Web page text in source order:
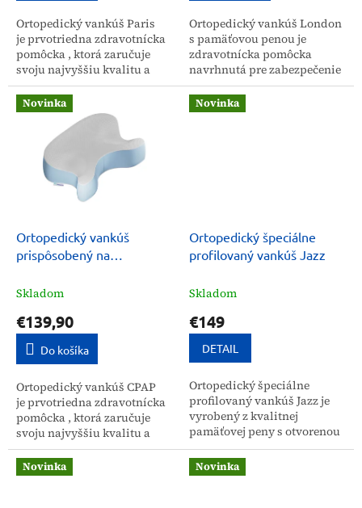
Ortopedický vankúš Paris
je prvotriedna zdravotnícka
pomôcka , ktorá zaručuje
svoju najvyššiu kvalitu a
spĺňa prísne európske
normy . Je navrhnutý tak,
aby...
Ortopedický vankúš London
s pamäťovou penou je
zdravotnícka pomôcka
navrhnutá pre zabezpečenie
maximálneho pohodlia a
optimálnej podpory počas
spánku. Jeho konštrukcia
Novinka
Ortopedický vankúš
prispôsobený na
Skladom
€139,90
Do košíka
Ortopedický vankúš CPAP
je prvotriedna zdravotnícka
pomôcka , ktorá zaručuje
svoju najvyššiu kvalitu a
spĺňa prísne európske
normy . Je navrhnutý tak,...
Novinka
Ortopedický špeciálne
profilovaný vankúš Jazz
Skladom
€149
DETAIL
Ortopedický špeciálne
profilovaný vankúš Jazz je
vyrobený z kvalitnej
pamäťovej peny s otvorenou
bunkovou štruktúrou. Patrí k
vyhľadávaným pomôckam
pre ľudí, ktorí preferujú...
Novinka Novinka